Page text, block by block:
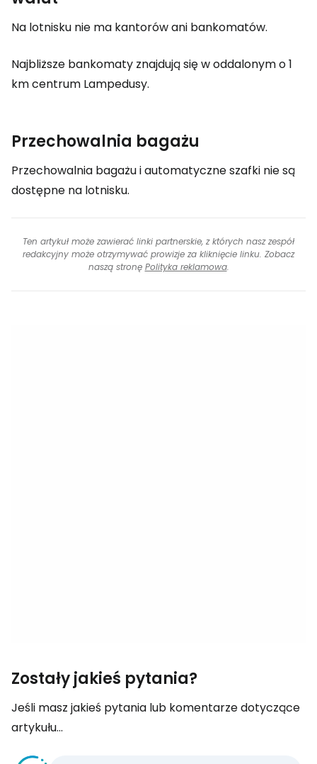
Na lotnisku nie ma kantorów ani bankomatów.
Najbliższe bankomaty znajdują się w oddalonym o 1
km centrum Lampedusy.
Przechowalnia bagażu
Przechowalnia bagażu i automatyczne szafki nie są
dostępne na lotnisku.
Ten artykuł może zawierać linki partnerskie, z których nasz zespół
redakcyjny może otrzymywać prowizje za kliknięcie linku. Zobacz
naszą stronę Polityka reklamowa.
Zostały jakieś pytania?
Jeśli masz jakieś pytania lub komentarze dotyczące
artykułu...